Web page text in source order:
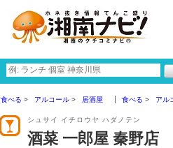
食べる アルコール 居酒屋 食べる アル
シュサイ イチロウヤ ハダノテン
酒菜 一郎屋 秦野店